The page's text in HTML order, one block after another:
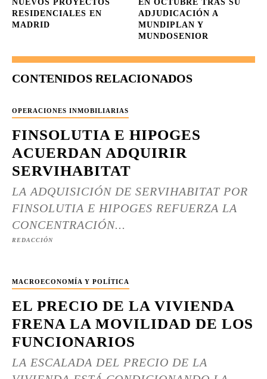
NUEVOS PROYECTOS
RESIDENCIALES EN
MADRID
EN OCTUBRE TRAS SU
ADJUDICACIÓN A
MUNDIPLAN Y
MUNDOSENIOR
CONTENIDOS RELACIONADOS
OPERACIONES INMOBILIARIAS
FINSOLUTIA E HIPOGES
ACUERDAN ADQUIRIR
SERVIHABITAT
LA ADQUISICIÓN DE SERVIHABITAT POR
FINSOLUTIA E HIPOGES REFUERZA LA
CONCENTRACIÓN...
REDACCIÓN
MACROECONOMÍA Y POLÍTICA
EL PRECIO DE LA VIVIENDA
FRENA LA MOVILIDAD DE LOS
FUNCIONARIOS
LA ESCALADA DEL PRECIO DE LA